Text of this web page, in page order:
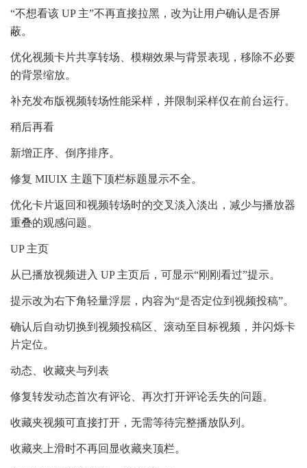
“不想看该 UP 主”不再直接拉黑，改为让用户确认是否屏
蔽。
优化视频卡片共享转场、模糊效果与背景表现，移除不必要
的背景缩放。
补充发布版视频转场性能采样，并限制采样仅在前台运行。
稍后再看
新增正序、倒序排序。
修复 MIUIX 主题下顶栏标题显示不全。
优化卡片返回和视频转场时的交叉淡入淡出，减少与播放器
重叠的观感问题。
UP 主页
从已播放视频进入 UP 主页后，可显示“刚刚看过”提示。
提示改为右下角轻量浮层，内容为“是否定位到视频投稿”。
确认后自动切换到视频投稿区、滚动至目标视频，并闪烁卡
片定位。
动态、收藏夹与列表
修复转发动态首次有评论、再次打开评论丢失的问题。
收藏夹视频可直接打开，无需等待完整播放队列。
收藏夹上滑时不再回显收藏夹顶栏。